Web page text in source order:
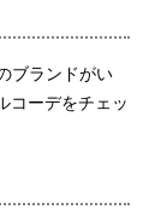
ブランドがい
コーデをチェッ